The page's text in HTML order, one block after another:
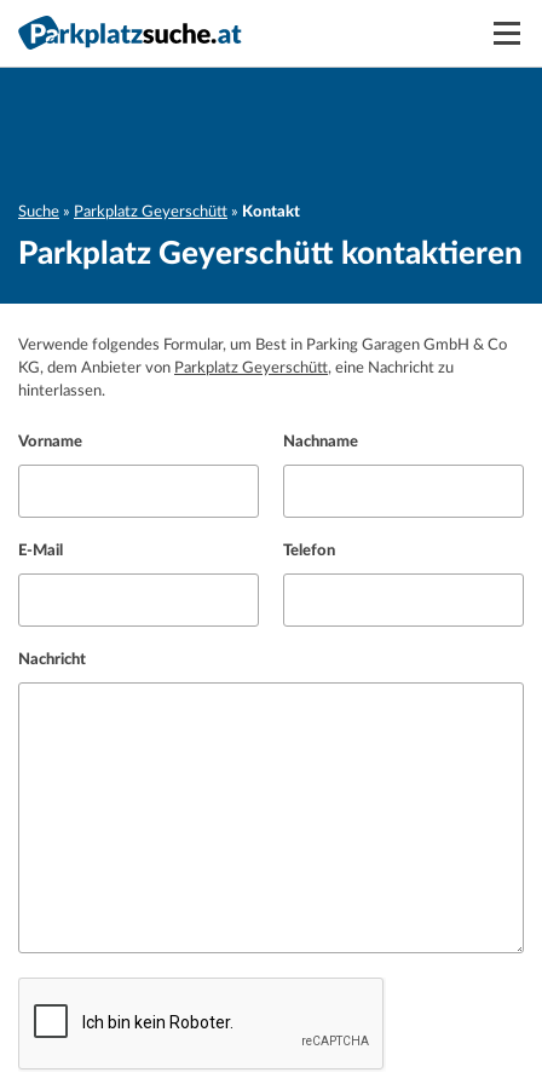
Suche Parkplatz Geyerschütt Kontakt
Parkplatz Geyerschütt kontaktieren
Verwende folgendes Formular, um Best in Parking Garagen GmbH & Co
KG, dem Anbieter von Parkplatz Geyerschütt, eine Nachricht zu
hinterlassen.
Vorname Nachname
E-Mail Telefon
Nachricht